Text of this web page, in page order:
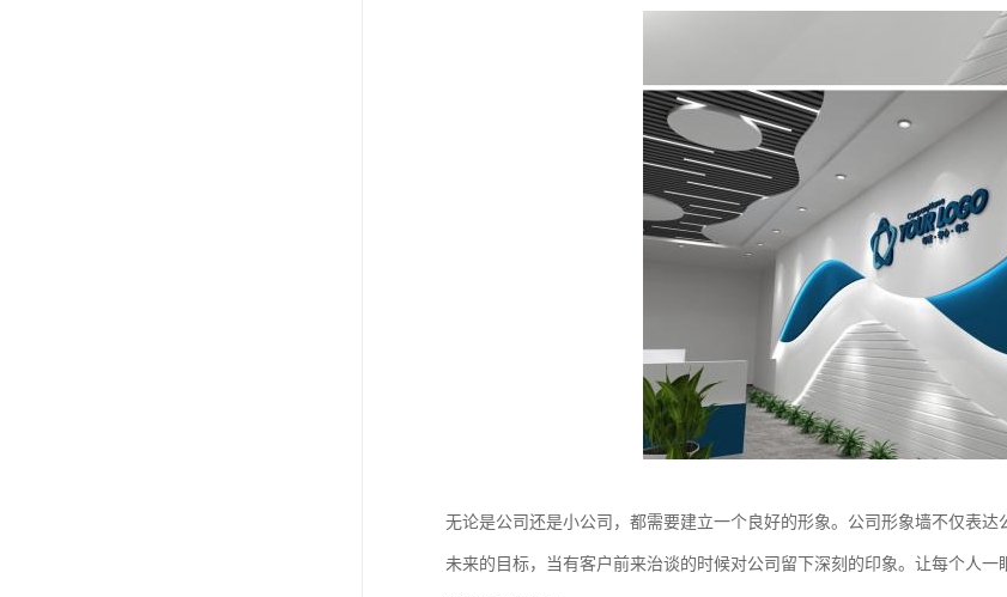
无论是公司还是小公司，都需要建立一个良好的形象。公司形象墙不仅表
未来的目标，当有客户前来治谈的时候对公司留下深刻的印象。让每个人